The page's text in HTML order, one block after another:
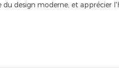
design moderne, et